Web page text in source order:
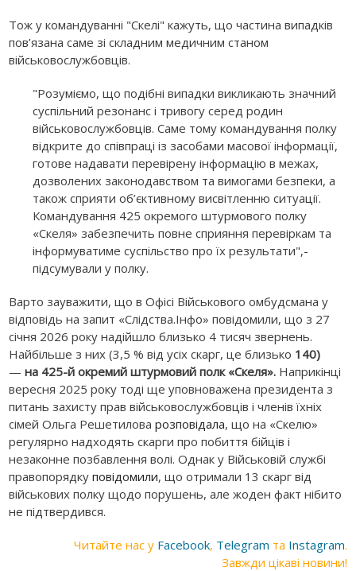
Тож у командуванні "Скелі" кажуть, що частина випадків
пов’язана саме зі складним медичним станом
військовослужбовців.
"Розуміємо, що подібні випадки викликають значний
суспільний резонанс і тривогу серед родин
військовослужбовців. Саме тому командування полку
відкрите до співпраці із засобами масової інформації,
готове надавати перевірену інформацію в межах,
дозволених законодавством та вимогами безпеки, а
також сприяти об’єктивному висвітленню ситуації.
Командування 425 окремого штурмового полку
«Скеля» забезпечить повне сприяння перевіркам та
інформуватиме суспільство про їх результати",-
підсумували у полку.
Варто зауважити, що в Офісі Військового омбудсмана у
відповідь на запит «Слідства.Інфо» повідомили, що з 27
січня 2026 року надійшло близько 4 тисяч звернень.
Найбільше з них (3,5 % від усіх скарг, це близько 140)
—на 425-й окремийштурмовий полк «Скеля». Наприкінці
вересня 2025 року тоді ще уповноважена президента з
питань захисту прав військовослужбовців і членів їхніх
сімей Ольга Решетиловарозповідала, що на «Скелю»
регулярно надходять скарги про побиття бійців і
незаконне позбавлення волі. Однак у Військовій службі
правопорядкуповідомили, що отримали 13 скарг від
військових полку щодо порушень, але жоден факт нібито
не підтвердився.
Читайте нас у Facebook, Telegram та Instagram.
Завжди цікаві новини!